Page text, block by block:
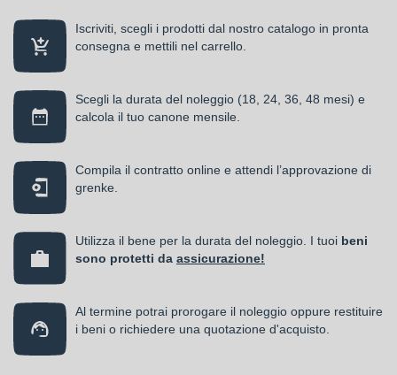
Iscriviti, scegli i prodotti dal nostro catalogo in pronta
consegna e mettili nel carrello.
Scegli la durata del noleggio (18, 24, 36, 48 mesi) e
calcola il tuo canone mensile.
Compila il contratto online e attendi l’approvazione di
grenke.
Utilizza il bene per la durata del noleggio. I tuoi beni
sono protetti da assicurazione!
Al termine potrai prorogare il noleggio oppure restituire
i beni o richiedere una quotazione d'acquisto.